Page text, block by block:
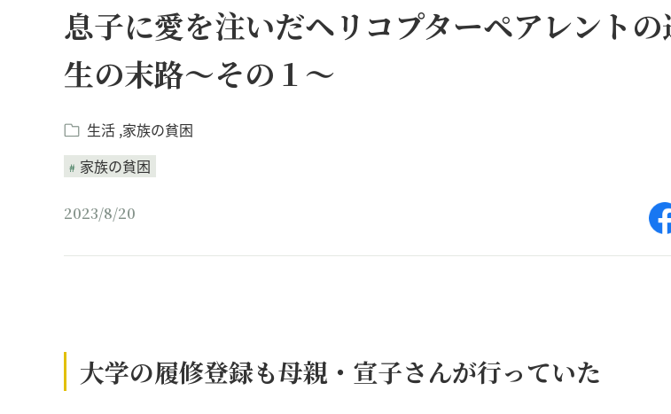
息子に愛を注いだヘリコプターペアレント
生の末路～その１～
生活 家族の貧困
家族の貧困
2023/8/20
大学の履修登録も母親・宣子さんが行っていた